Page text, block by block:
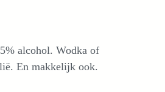
alcohol. Wodka of
En makkelijk ook.